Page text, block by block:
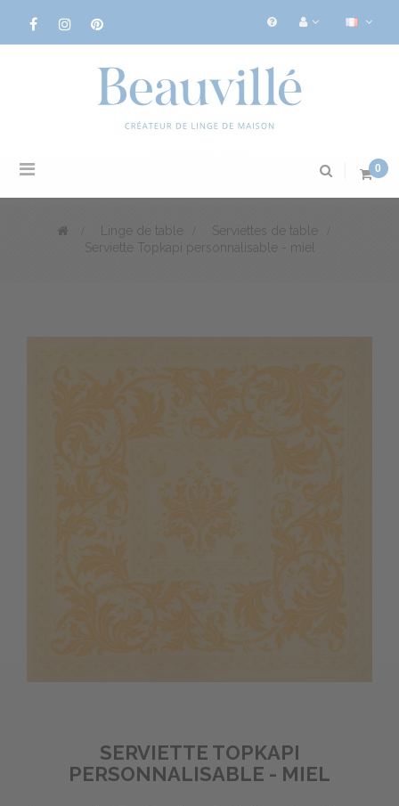
Basculer
la
0
Linge de table Serviettes de table
Serviette Topkapi personnalisable - miel
SERVIETTE TOPKAPI
PERSONNALISABLE - MIEL